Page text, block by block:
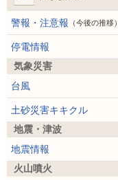
警報・注意報 （今後の推移）
停電情報
気象災害
台風
土砂災害キキクル
地震・津波
地震情報
火山噴火